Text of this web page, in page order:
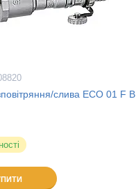
слива ECO 01 F B